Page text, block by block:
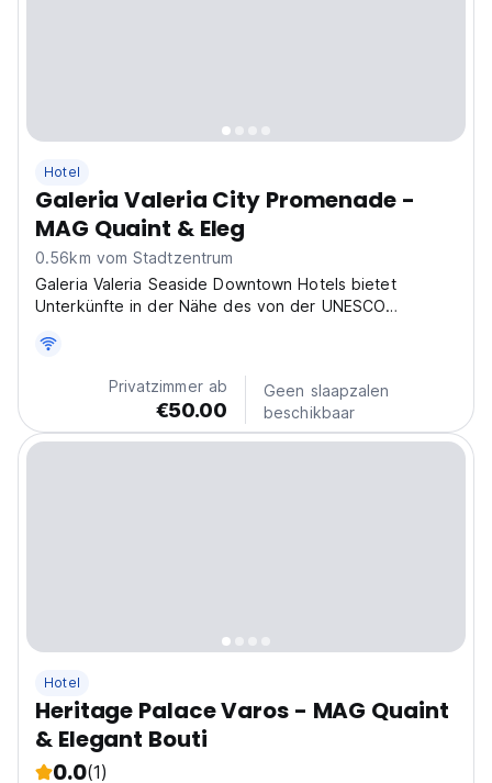
Hotel
Galeria Valeria City Promenade -
MAG Quaint & Eleg
0.56km vom Stadtzentrum
Galeria Valeria Seaside Downtown Hotels bietet
Unterkünfte in der Nähe des von der UNESCO
Privatzimmer ab
€50.00
Geen slaapzalen
beschikbaar
Hotel
Heritage Palace Varos - MAG Quaint
& Elegant Bouti
0.0(1)